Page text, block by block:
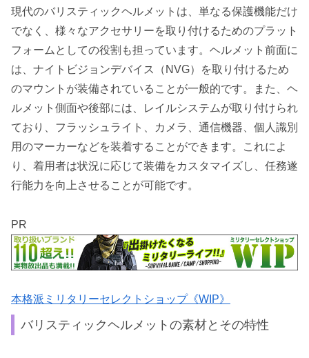
現代のバリスティックヘルメットは、単なる保護機能だけ
でなく、様々なアクセサリーを取り付けるためのプラット
フォームとしての役割も担っています。ヘルメット前面に
は、ナイトビジョンデバイス（NVG）を取り付けるため
のマウントが装備されていることが一般的です。また、ヘ
ルメット側面や後部には、レイルシステムが取り付けられ
ており、フラッシュライト、カメラ、通信機器、個人識別
用のマーカーなどを装着することができます。これによ
り、着用者は状況に応じて装備をカスタマイズし、任務遂
行能力を向上させることが可能です。
PR
本格派ミリタリーセレクトショップ《WIP》
バリスティックヘルメットの素材とその特性